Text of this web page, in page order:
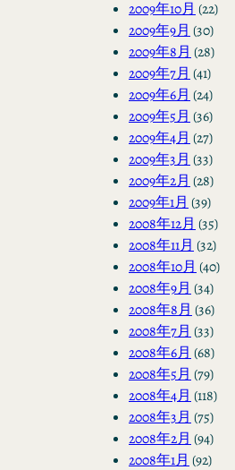
2009年10月 (22)
2009年9月 (30)
2009年8月 (28)
2009年7月 (41)
2009年6月 (24)
2009年5月 (36)
2009年4月 (27)
2009年3月 (33)
2009年2月 (28)
2009年1月 (39)
2008年12月 (35)
2008年11月 (32)
2008年10月 (40)
2008年9月 (34)
2008年8月 (36)
2008年7月 (33)
2008年6月 (68)
2008年5月 (79)
2008年4月 (118)
2008年3月 (75)
2008年2月 (94)
2008年1月 (92)